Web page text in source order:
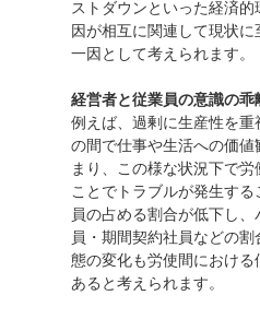
ストダウンといった経済
因が相互に関連して現状
一因として考えられます。
経営者と従業員の意識の乖
例えば、過剰に生産性を重
の間で仕事や生活への価
まり、この様な状況下で
ことでトラブルが発生す
員の占める割合が低下し
員・期間契約社員などの
態の変化も労使間におけ
あると考えられます。